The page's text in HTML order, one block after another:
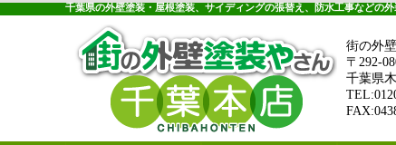
千葉県の外壁塗装・屋根塗装、サイディングの張替え、防水工事などの
街の外
〒292-
千葉県